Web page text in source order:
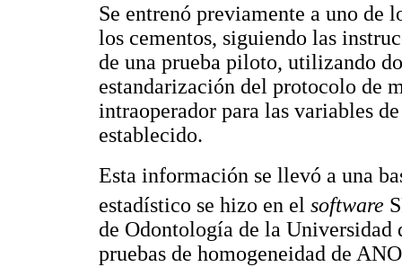
Se entrenó previamente a uno de
los cementos, siguiendo las
de una prueba piloto, utilizando
estandarización del protocolo de
intraoperador para las variables
establecido.
Esta información se llevó a una
estadístico se hizo en el software
de Odontología de la
pruebas de homogeneidad de